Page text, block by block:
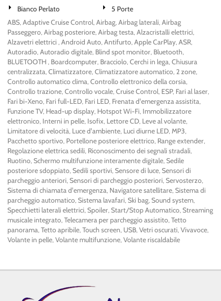
Bianco Perlato
5 Porte
ABS, Adaptive Cruise Control, Airbag, Airbag laterali, Airbag
Passeggero, Airbag posteriore, Airbag testa, Alzacristalli elettrici,
Alzavetri elettrici , Android Auto, Antifurto, Apple CarPlay, ASR,
Autoradio, Autoradio digitale, Blind spot monitor, Bluetooth,
BLUETOOTH , Boardcomputer, Bracciolo, Cerchi in lega, Chiusura
centralizzata, Climatizzatore, Climatizzatore automatico, 2 zone,
Controllo automatico clima, Controllo elettronico della corsia,
Controllo trazione, Controllo vocale, Cruise Control, ESP, Fari al laser,
Fari bi-Xeno, Fari full-LED, Fari LED, Frenata d'emergenza assistita,
Funzione TV, Head-up display, Hotspot Wi-Fi, Immobilizzatore
elettronico, Interni in pelle, Isofix, Lettore CD, Leve al volante,
Limitatore di velocità, Luce d'ambiente, Luci diurne LED, MP3,
Pacchetto sportivo, Portellone posteriore elettrico, Range extender,
Regolazione elettrica sedili, Riconoscimento dei segnali stradali,
Ruotino, Schermo multifunzione interamente digitale, Sedile
posteriore sdoppiato, Sedili sportivi, Sensore di luce, Sensori di
parcheggio anteriori, Sensori di parcheggio posteriori, Servosterzo,
Sistema di chiamata d'emergenza, Navigatore satellitare, Sistema di
parcheggio automatico, Sistema lavafari, Ski bag, Sound system,
Specchietti laterali elettrici, Spoiler, Start/Stop Automatico, Streaming
musicale integrato, Telecamera per parcheggio assistito, Tetto
panorama, Tetto apribile, Touch screen, USB, Vetri oscurati, Vivavoce,
Volante in pelle, Volante multifunzione, Volante riscaldabile